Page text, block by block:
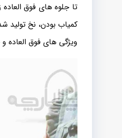
تا جلوه های فوق
کمیاب بودن، نخ تولید
ویژگی های فوق العاده